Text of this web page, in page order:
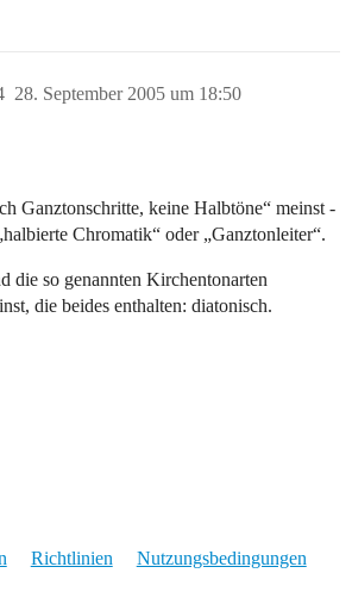
28. September 2005 um 18:50
Ganztonschritte, keine Halbtöne“ meinst -
Chromatik“ oder „Ganztonleiter“.
die so genannten Kirchentonarten
die beides enthalten: diatonisch.
Richtlinien Nutzungsbedingungen